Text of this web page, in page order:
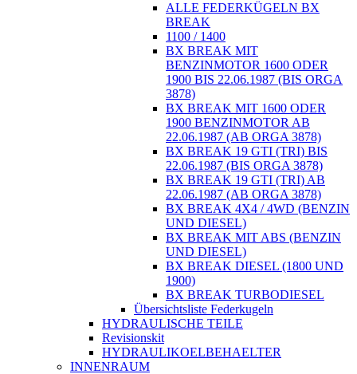
ALLE FEDERKÜGELN BX
BREAK
1100 / 1400
BX BREAK MIT
BENZINMOTOR 1600 ODER
1900 BIS 22.06.1987 (BIS ORGA
3878)
BX BREAK MIT 1600 ODER
1900 BENZINMOTOR AB
22.06.1987 (AB ORGA 3878)
BX BREAK 19 GTI (TRI) BIS
22.06.1987 (BIS ORGA 3878)
BX BREAK 19 GTI (TRI) AB
22.06.1987 (AB ORGA 3878)
BX BREAK 4X4 / 4WD (BENZIN
UND DIESEL)
BX BREAK MIT ABS (BENZIN
UND DIESEL)
BX BREAK DIESEL (1800 UND
1900)
BX BREAK TURBODIESEL
Übersichtsliste Federkugeln
HYDRAULISCHE TEILE
Revisionskit
HYDRAULIKOELBEHAELTER
INNENRAUM